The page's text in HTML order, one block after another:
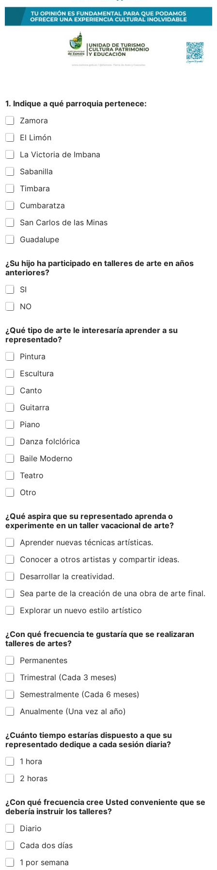
1. Indique a qué parroquia pertenece:
Zamora
El Limón
La Victoria de Imbana
Sabanilla
Timbara
Cumbaratza
San Carlos de las Minas
Guadalupe
¿Su hijo ha participado en talleres de arte en años
anteriores?
SI
NO
¿Qué tipo de arte le interesaría aprender a su
representado?
Pintura
Escultura
Canto
Guitarra
Piano
Danza folclórica
Baile Moderno
Teatro
Otro
n
¿
H
a
y
e
l
¿Qué aspira que su representado aprenda o
experimente en un taller vacacional de arte?
Aprender nuevas técnicas artísticas.
Conocer a otros artistas y compartir ideas.
Desarrollar la creatividad.
Sea parte de la creación de una obra de arte final.
Explorar un nuevo estilo artístico
¿Con qué frecuencia te gustaría que se realizaran
talleres de artes?
Permanentes
Trimestral (Cada 3 meses)
Semestralmente (Cada 6 meses)
Anualmente (Una vez al año)
¿Cuánto tiempo estarías dispuesto a que su
representado dedique a cada sesión diaria?
1 hora
2 horas
¿Con qué frecuencia cree Usted conveniente que se
debería instruir los talleres?
Diario
Cada dos días
1 por semana